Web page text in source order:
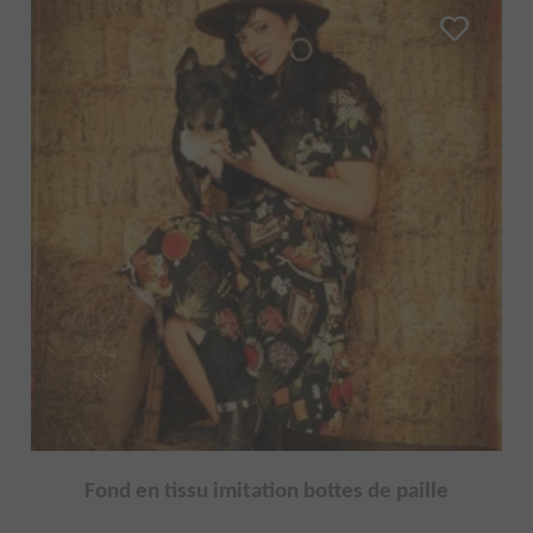
Fond en tissu imitation bottes de paille